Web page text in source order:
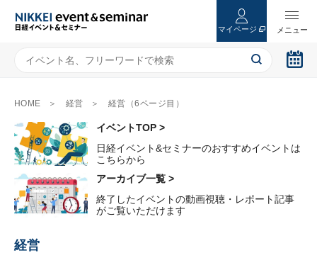
マイページ
HOME 経営 経営（6ページ目）
イベントTOP >
日経イベント&セミナーのおすすめイベントは
こちらから
アーカイブ一覧 >
終了したイベントの動画視聴・レポート記事
がご覧いただけます
経営